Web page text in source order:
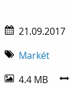
21.09.2017
Markét
4.4 MB